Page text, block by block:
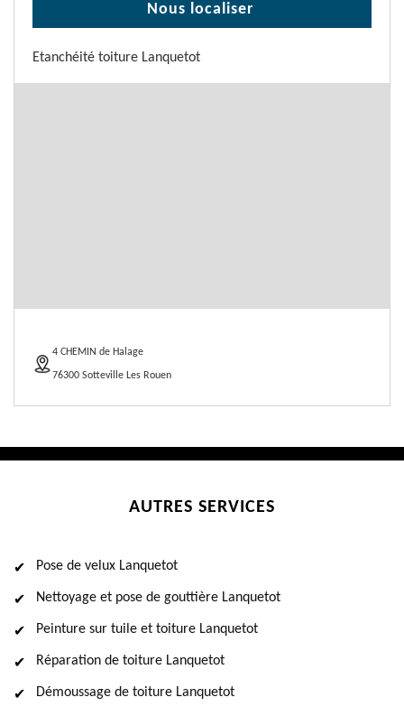
Nous localiser
Etanchéité toiture Lanquetot
4 CHEMIN de Halage
76300 Sotteville Les Rouen
AUTRES SERVICES
Pose de velux Lanquetot
Nettoyage et pose de gouttière Lanquetot
Peinture sur tuile et toiture Lanquetot
Réparation de toiture Lanquetot
Démoussage de toiture Lanquetot